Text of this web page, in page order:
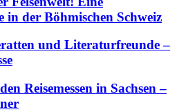
in der Böhmischen Schweiz
und Literaturfreunde –
Reisemessen in Sachsen –